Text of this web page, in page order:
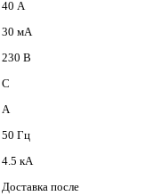
40 А
30 мА
230 В
C
A
50 Гц
4.5 кА
Доставка после